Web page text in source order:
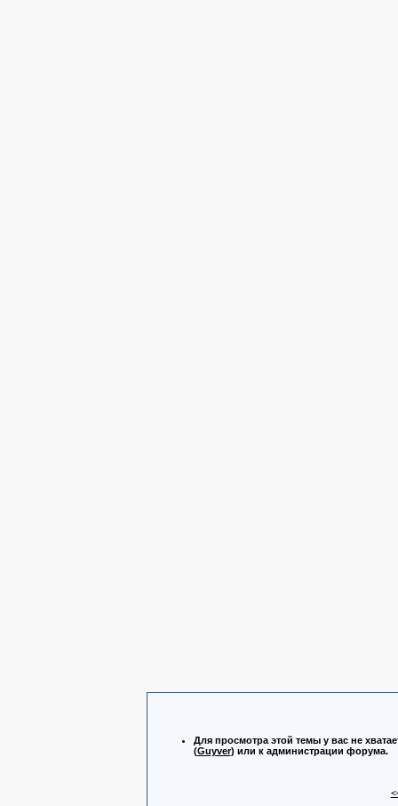
Для просмотра этой темы у вас не
(Guyver) или к администрации форума.